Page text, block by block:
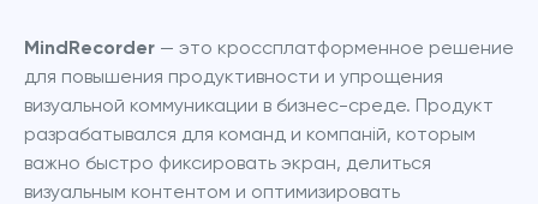
MindRecorder — это кроссплатформенное решение
для повышения продуктивности и упрощения
визуальной коммуникации в бизнес-среде. Продукт
разрабатывался для команд и компаній, которым
важно быстро фиксировать экран, делиться
визуальным контентом и оптимизировать